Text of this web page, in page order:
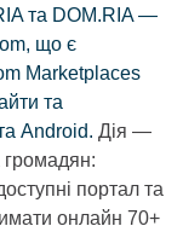
та DOM.RIA—
що є
Marketplaces
та
Android. Дія —
громадян:
портал та
онлайн 70+